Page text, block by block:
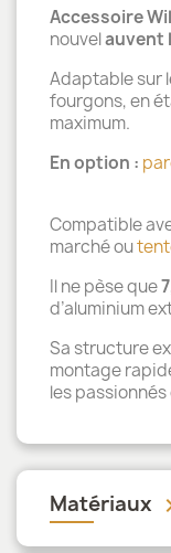
Accessoire
nouvelauvent
Adaptable sur
fourgons, en
maximum.
En option :
Compatible
marché ou
Il ne pèse que
d’aluminium
Sa structure
montage
les passionnés
Matériaux